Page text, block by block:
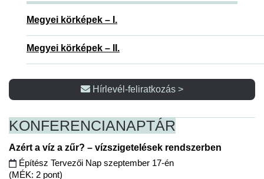
Megyei körképek – I.
Megyei körképek – II.
Hírlevél-feliratkozás >
KONFERENCIANAPTÁR
Azért a víz a zűr? – vízszigetelések rendszerben
Építész Tervezői Nap szeptember 17-én
(MÉK: 2 pont)